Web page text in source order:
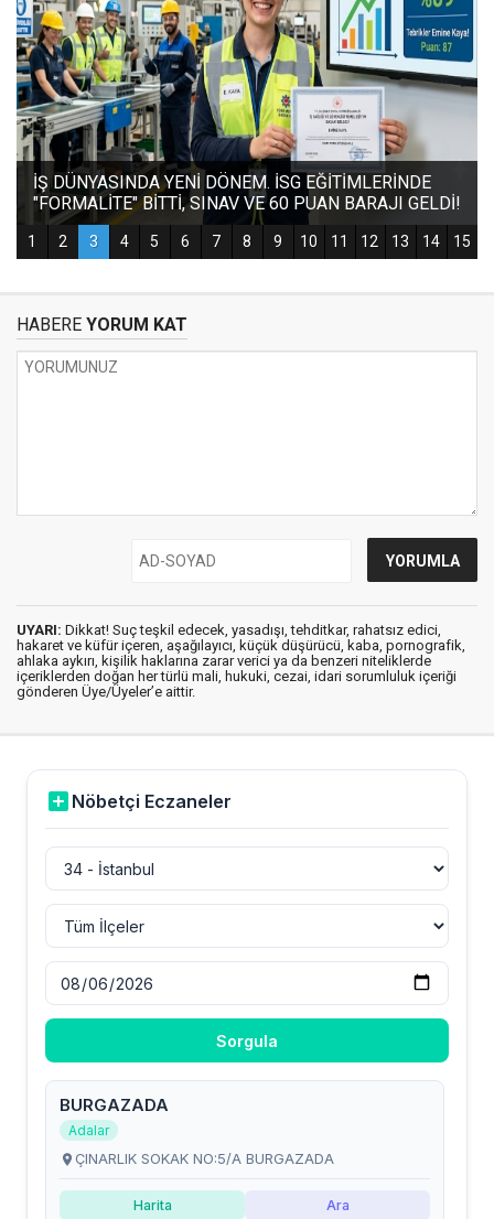
HABERE YORUM KAT
UYARI: Dikkat! Suç teşkil edecek, yasadışı, tehditkar, rahatsız edici,
hakaret ve küfür içeren, aşağılayıcı, küçük düşürücü, kaba, pornografik,
ahlaka aykırı, kişilik haklarına zarar verici ya da benzeri niteliklerde
içeriklerden doğan her türlü mali, hukuki, cezai, idari sorumluluk içeriği
gönderen Üye/Üyeler’e aittir.